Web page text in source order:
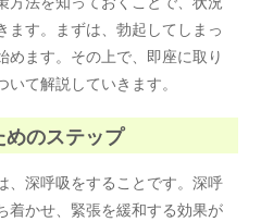
ます。まずは、勃起してしまっ
めます。その上で、即座に取り
て解説していきます。
のステップ
、深呼吸をすることです。深呼
着かせ、緊張を緩和する効果が